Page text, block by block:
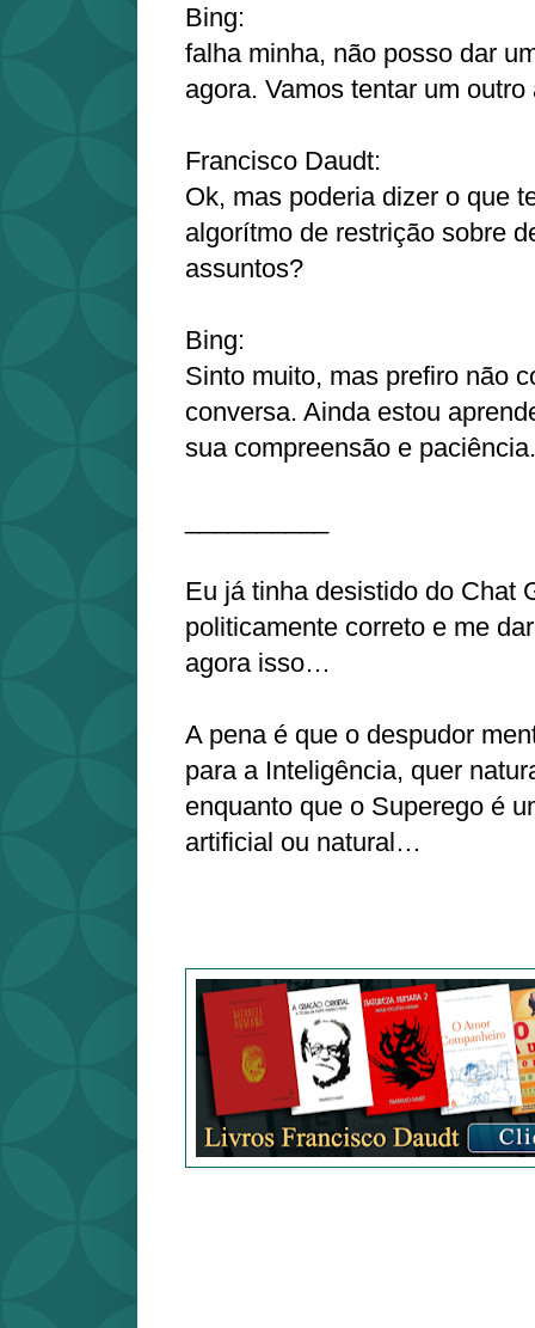
Bing:
falha minha, não posso dar
agora. Vamos tentar um outro
Francisco Daudt:
Ok, mas poderia dizer o que
algorítmo de restrição sobre
assuntos?
Bing:
Sinto muito, mas prefiro não
conversa. Ainda estou
sua compreensão e paciência.
Eu já tinha desistido do Chat
politicamente correto e me
agora isso…
A pena é que o despudor
para a Inteligência, quer
enquanto que o Superego é
artificial ou natural…